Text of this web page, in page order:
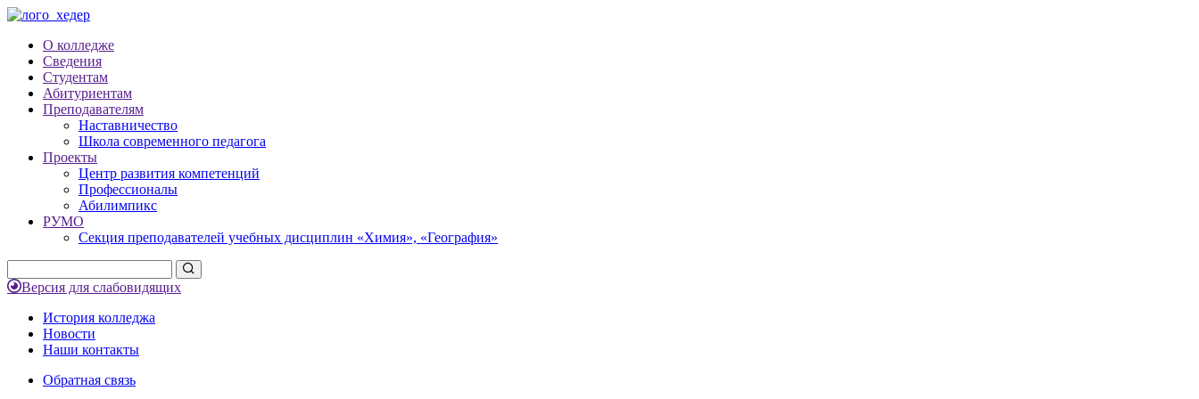
О колледже
Сведения
Студентам
Абитуриентам
Преподавателям
Наставничество
Школа современного педагога
Проекты
Центр развития компетенций
Профессионалы
Абилимпикс
РУМО
Секция преподавателей учебных дисциплин «Химия», «География»
Версия для слабовидящих
История колледжа
Новости
Наши контакты
Обратная связь